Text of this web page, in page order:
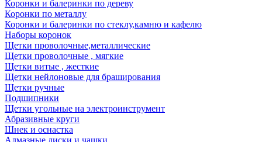
Коронки и балеринки по дереву
Коронки по металлу
Коронки и балеринки по стеклу,камню и кафелю
Наборы коронок
Щетки проволочные,металлические
Щетки проволочные , мягкие
Щетки витые , жесткие
Щетки нейлоновые для браширования
Щетки ручные
Подшипники
Щетки угольные на электроинструмент
Абразивные круги
Шнек и оснастка
Алмазные диски и чашки